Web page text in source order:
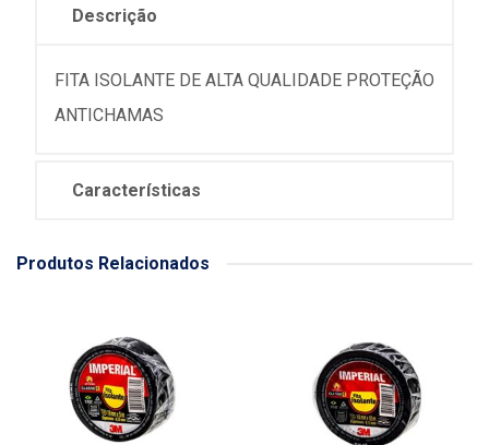
Descrição
FITA ISOLANTE DE ALTA QUALIDADE PROTEÇÃO
ANTICHAMAS
Características
Produtos Relacionados